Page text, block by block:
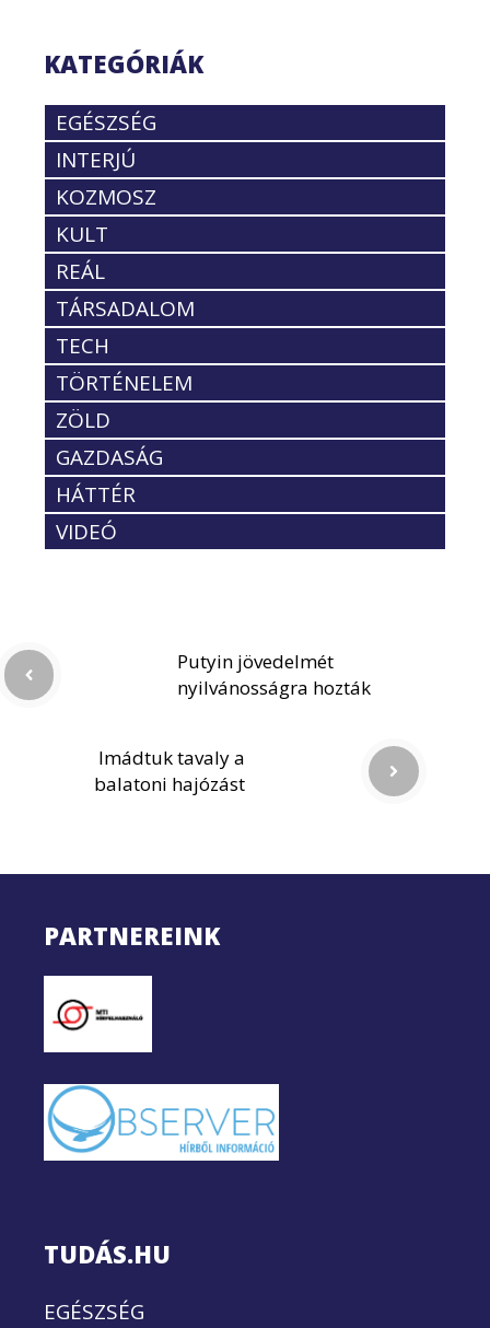
KATEGÓRIÁK
EGÉSZSÉG
INTERJÚ
KOZMOSZ
KULT
REÁL
TÁRSADALOM
TECH
TÖRTÉNELEM
ZÖLD
GAZDASÁG
HÁTTÉR
VIDEÓ
Putyin jövedelmét
nyilvánosságra hozták
Imádtuk tavaly a
balatoni hajózást
PARTNEREINK
TUDÁS.HU
EGÉSZSÉG